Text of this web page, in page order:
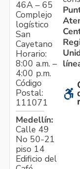
46A – 65
Complejo
logístico
San
Cayetano
Horario:
8:00 a.m. –
4:00 p.m.
Código
Postal:
111071
Medellín:
Calle 49
No 50-21
piso 14
Edificio del